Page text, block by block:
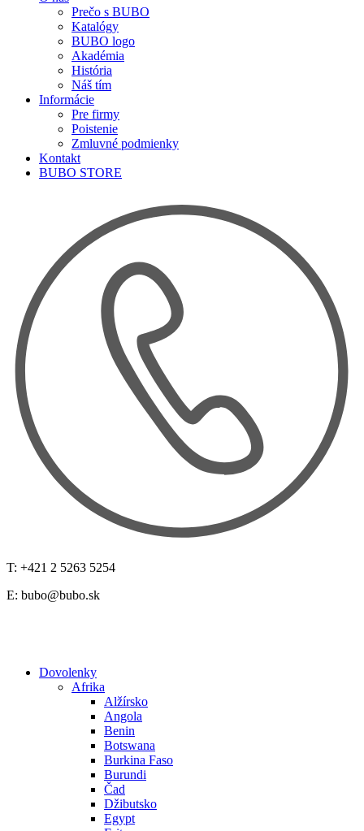
Prečo s BUBO
Katalógy
BUBO logo
Akadémia
História
Náš tím
Informácie
Pre firmy
Poistenie
Zmluvné podmienky
Kontakt
BUBO STORE
T: +421 2 5263 5254
E: bubo@bubo.sk
Dovolenky
Afrika
Alžírsko
Angola
Benin
Botswana
Burkina Faso
Burundi
Čad
Džibutsko
Egypt